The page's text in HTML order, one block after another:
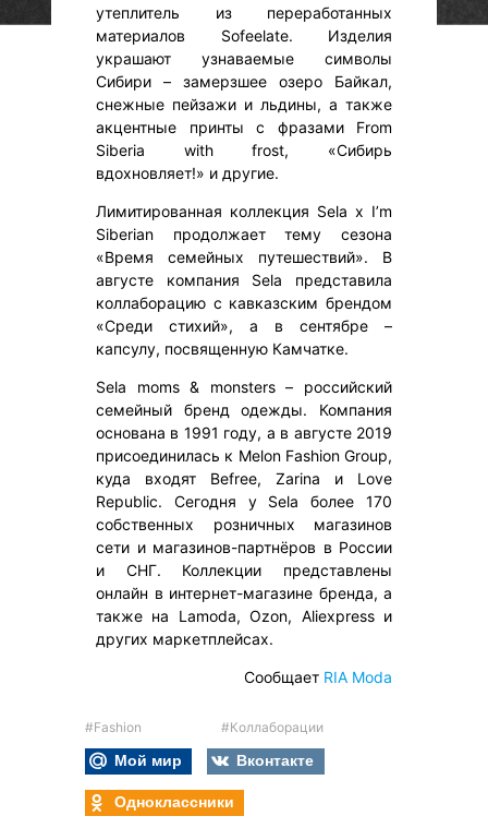
утеплитель из переработанных
материалов Sofeelate. Изделия
украшают узнаваемые символы
Сибири – замерзшее озеро Байкал,
снежные пейзажи и льдины, а также
акцентные принты с фразами From
Siberia with frost, «Сибирь
вдохновляет!» и другие.
Лимитированная коллекция Sela х I’m
Siberian продолжает тему сезона
«Время семейных путешествий». В
августе компания Sela представила
коллаборацию с кавказским брендом
«Среди стихий», а в сентябре –
капсулу, посвященную Камчатке.
Sela moms & monsters – российский
семейный бренд одежды. Компания
основана в 1991 году, а в августе 2019
присоединилась к Melon Fashion Group,
куда входят Befree, Zarina и Love
Republic. Сегодня у Sela более 170
собственных розничных магазинов
сети и магазинов-партнёров в России
и СНГ. Коллекции представлены
онлайн в интернет-магазине бренда, а
также на Lamoda, Ozon, Aliexpress и
других маркетплейсах.
Сообщает RIA Moda
#Fashion #Коллаборации
Мой мир
Вконтакте
Одноклассники